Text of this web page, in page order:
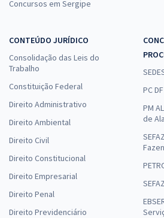
Concursos em Sergipe
CONTEÚDO JURÍDICO
Consolidação das Leis do
Trabalho
Constituição Federal
Direito Administrativo
Direito Ambiental
Direito Civil
Direito Constitucional
Direito Empresarial
Direito Penal
Direito Previdenciário
PC
PM
de